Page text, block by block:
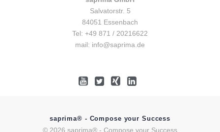
Salvatorstr. 5
84051 Essenbach
Tel: +49 871 / 20216622
mail: info@saprima.de
saprima® - Compose your Success
© 2026 saprima® - Compose your Success